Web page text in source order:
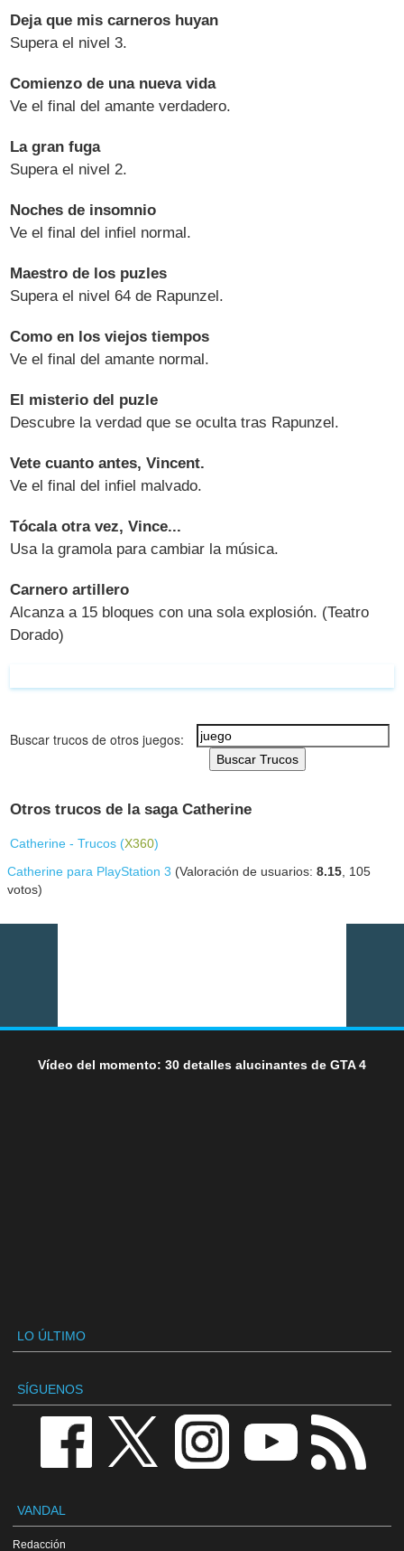
Deja que mis carneros huyan
Supera el nivel 3.
Comienzo de una nueva vida
Ve el final del amante verdadero.
La gran fuga
Supera el nivel 2.
Noches de insomnio
Ve el final del infiel normal.
Maestro de los puzles
Supera el nivel 64 de Rapunzel.
Como en los viejos tiempos
Ve el final del amante normal.
El misterio del puzle
Descubre la verdad que se oculta tras Rapunzel.
Vete cuanto antes, Vincent.
Ve el final del infiel malvado.
Tócala otra vez, Vince...
Usa la gramola para cambiar la música.
Carnero artillero
Alcanza a 15 bloques con una sola explosión. (Teatro
Dorado)
Buscar trucos de otros juegos:
Buscar Trucos
Otros trucos de la saga Catherine
Catherine - Trucos (X360)
Catherine para PlayStation 3 (Valoración de usuarios:8.15 105
votos)
Vídeo del momento: 30 detalles alucinantes de GTA 4
LO ÚLTIMO
SÍGUENOS
VANDAL
Redacción